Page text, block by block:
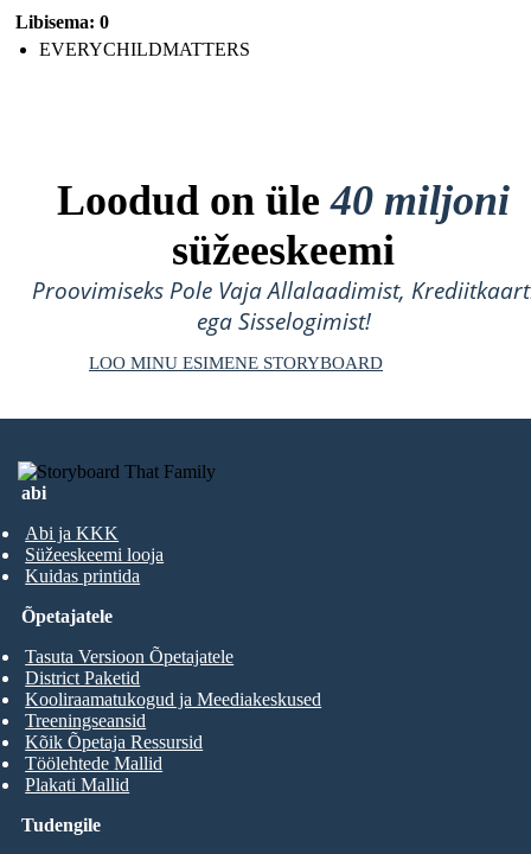
Libisema: 0
EVERYCHILDMATTERS
Loodud on üle40 miljoni
süžeeskeemi
Proovimiseks Pole Vaja Allalaadimist,
ega Sisselogimist!
LOO MINU ESIMENE STORYBOARD
abi
Abi ja KKK
Süžeeskeemi looja
Kuidas printida
Tudengile
Õpetajatele
Tasuta Versioon Õpetajatele
District Paketid
Kooliraamatukogud ja Meediakeskused
Treeningseansid
Kõik Õpetaja Ressursid
Töölehtede Mallid
Plakati Mallid